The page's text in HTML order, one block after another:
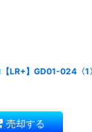
LR+】GD01-024〈1〉
売却する